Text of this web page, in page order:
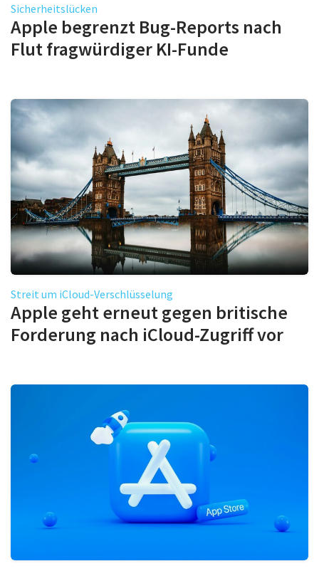
Sicherheitslücken
Apple begrenzt Bug-Reports nach
Flut fragwürdiger KI-Funde
Streit um iCloud-Verschlüsselung
Apple geht erneut gegen britische
Forderung nach iCloud-Zugriff vor